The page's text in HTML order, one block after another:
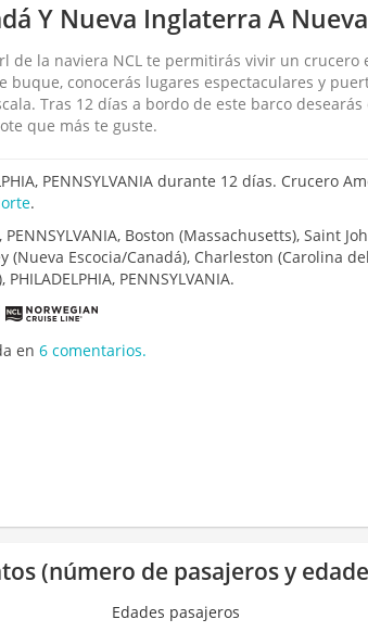
Y Nueva Inglaterra A
de la naviera NCL te permitirás vivir un
buque, conocerás lugares espectaculares y
Tras 12 días a bordo de este barco
que más te guste.
PENNSYLVANIA durante 12 días. Crucero
.
PENNSYLVANIA, Boston (Massachusetts), Saint
(Nueva Escocia/Canadá), Charleston (Carolina
PENNSYLVANIA.
en6 comentarios.
(número de pasajeros y
Edades pasajeros